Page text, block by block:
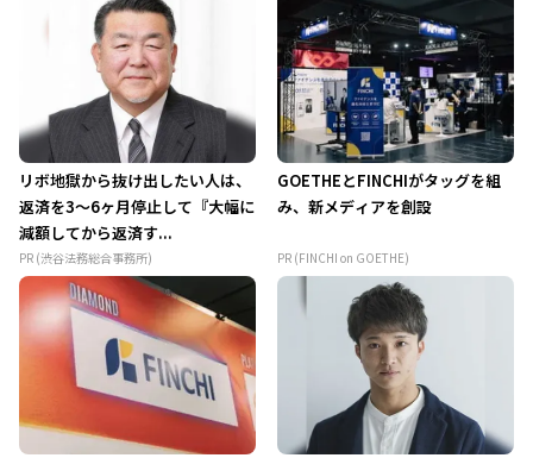
リボ地獄から抜け出したい人は、
返済を3～6ヶ月停止して『大幅に
減額してから返済す...
PR (渋谷法務総合事務所)
GOETHEとFINCHIがタッグを組
み、新メディアを創設
PR (FINCHI on GOETHE)